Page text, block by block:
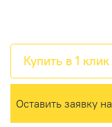
Купить в 1 клик
Оставить заявку